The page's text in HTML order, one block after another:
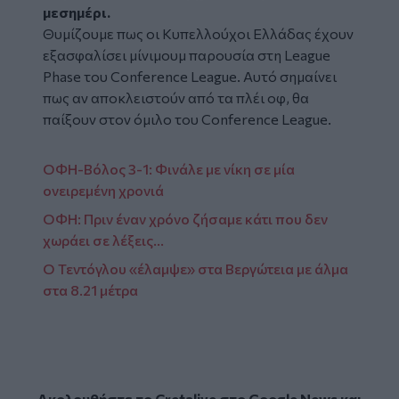
μεσημέρι.
Θυμίζουμε πως οι Κυπελλούχοι Ελλάδας έχουν
εξασφαλίσει μίνιμουμ παρουσία στη League
Phase του Conference League. Αυτό σημαίνει
πως αν αποκλειστούν από τα πλέι οφ, θα
παίξουν στον όμιλο του Conference League.
ΟΦΗ-Βόλος 3-1: Φινάλε με νίκη σε μία
ονειρεμένη χρονιά
ΟΦΗ: Πριν έναν χρόνο ζήσαμε κάτι που δεν
χωράει σε λέξεις…
Ο Τεντόγλου «έλαμψε» στα Βεργώτεια με άλμα
στα 8.21 μέτρα